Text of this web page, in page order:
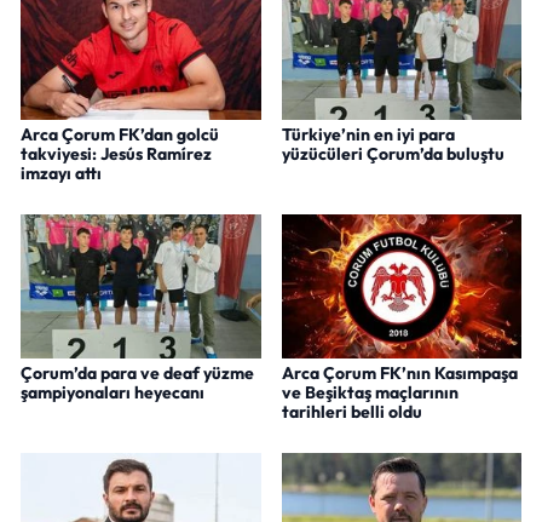
Arca Çorum FK’dan golcü
takviyesi: Jesús Ramírez
imzayı attı
Türkiye’nin en iyi para
yüzücüleri Çorum’da buluştu
Çorum’da para ve deaf yüzme
şampiyonaları heyecanı
Arca Çorum FK’nın Kasımpaşa
ve Beşiktaş maçlarının
tarihleri belli oldu